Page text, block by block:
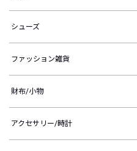
シューズ
ファッション雑貨
財布/小物
アクセサリー/時計